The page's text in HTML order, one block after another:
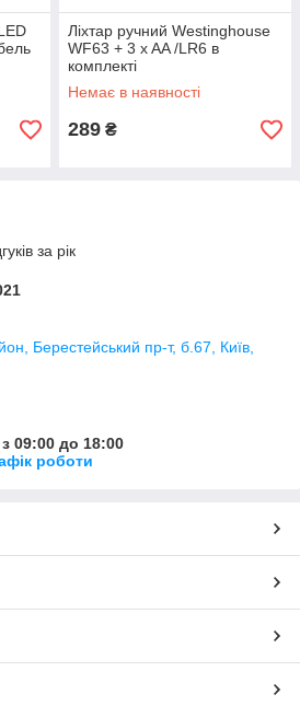
Ліхтар ручний Westinghouse
WF63 + 3 x AA /LR6 в
комплекті
Немає в наявності
289 ₴
за рік
Берестейський пр-т, б.67, Київ,
09:00 до 18:00
роботи